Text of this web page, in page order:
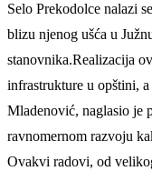
Selo Prekodolce nalazi
blizu njenog ušća u
stanovnika.Realizacija
infrastrukture u opštini,
Mladenović, naglasio je
ravnomernom razvoju
Ovakvi radovi, od